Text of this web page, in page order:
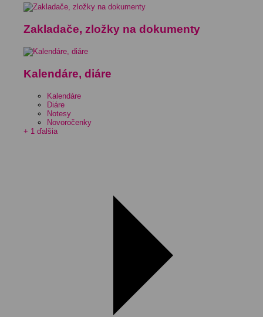
Zakladače, zložky na dokumenty
Kalendáre, diáre
Kalendáre
Diáre
Notesy
Novoročenky
+ 1 ďalšia